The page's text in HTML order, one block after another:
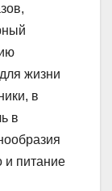
жизни
в
в
и питание